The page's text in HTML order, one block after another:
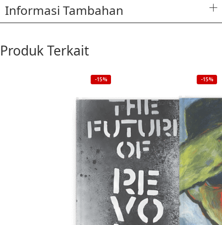
Informasi Tambahan
Produk Terkait
-15% -15%